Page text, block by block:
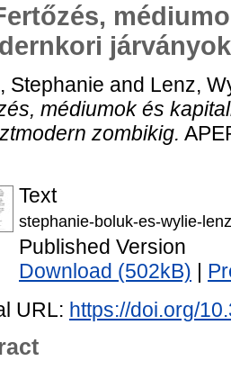
Stephanie and Lenz,
médiumok és
zombikig.
Text
stephanie-boluk-es-wylie-
Published Version
Download (502kB)
URL: https://doi.org/